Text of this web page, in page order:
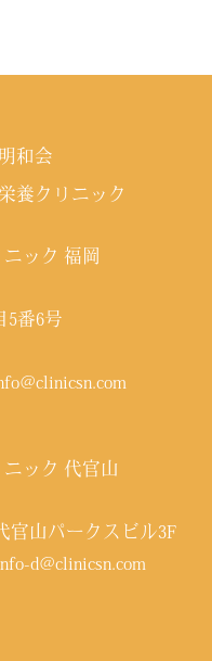
和会
養クリニック
ック 福岡
5番6号
ック 代官山
官山パークスビル3F
d@clinicsn.com